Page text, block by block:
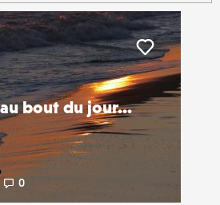
CONTACTS
ÉVÉNEMENTS
FAVORIS
bout du jour...
0
Liker